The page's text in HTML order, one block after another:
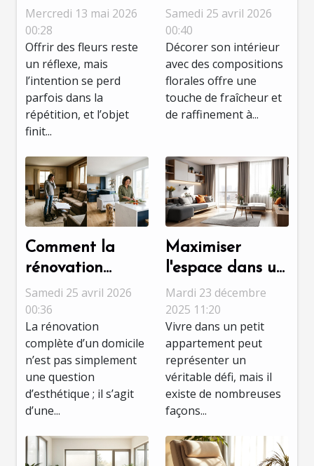
transforme un
cadeau banal
en message
unique
Mercredi 13 mai 2026
00:28
Offrir des fleurs reste
un réflexe, mais
l’intention se perd
parfois dans la
répétition, et l’objet
finit...
compositions
florales pour
votre intérieur ?
Samedi 25 avril 2026
00:40
Décorer son intérieur
avec des compositions
florales offre une
touche de fraîcheur et
de raffinement à...
Comment la
rénovation
complète peut
transformer
votre domicile ?
Samedi 25 avril 2026
00:36
La rénovation
complète d’un domicile
n’est pas simplement
une question
d’esthétique ; il s’agit
d’une...
Maximiser
l'espace dans un
petit
appartement :
astuces et idées
Mardi 23 décembre
2025 11:20
Vivre dans un petit
appartement peut
représenter un
véritable défi, mais il
existe de nombreuses
façons...